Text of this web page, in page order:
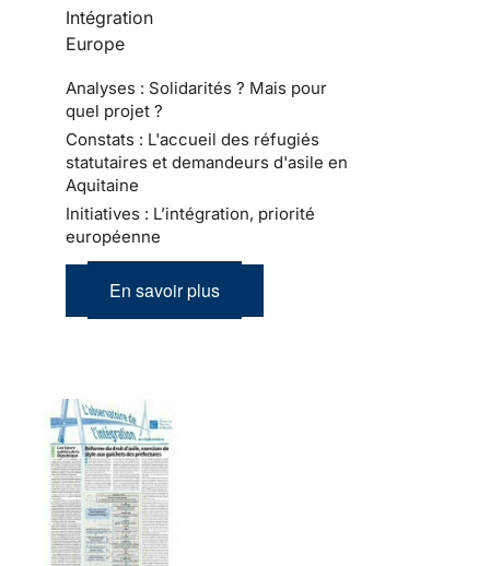
Intégration
Europe
Analyses : Solidarités ? Mais pour
quel projet ?
Constats : L'accueil des réfugiés
statutaires et demandeurs d'asile en
Aquitaine
Initiatives : L’intégration, priorité
européenne
En savoir plus